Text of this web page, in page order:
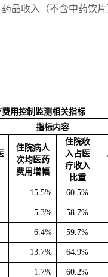
药品收入（不含中药饮
费用控制监测相关指标
指标内容
住院病人
次均医药
费用增幅
住院收
入占医
疗收入
比重
15.5% 60.5%
5.3% 58.7%
6.4% 59.7%
13.7% 64.9%
1.7% 60.2%